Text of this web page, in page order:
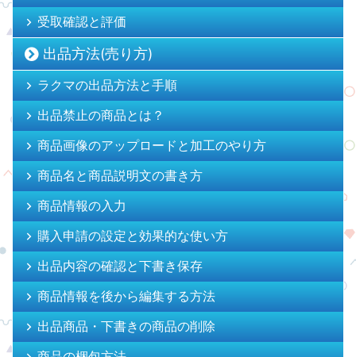
受取確認と評価
出品方法(売り方)
ラクマの出品方法と手順
出品禁止の商品とは？
商品画像のアップロードと加工のやり方
商品名と商品説明文の書き方
商品情報の入力
購入申請の設定と効果的な使い方
出品内容の確認と下書き保存
商品情報を後から編集する方法
出品商品・下書きの商品の削除